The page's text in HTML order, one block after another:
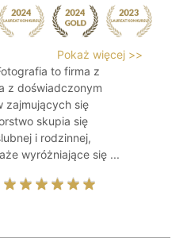
Pokaż więcej >>
to firma z
z doświadczonym
zajmujących się
skupia się
i rodzinnej,
wyróżniające się ...